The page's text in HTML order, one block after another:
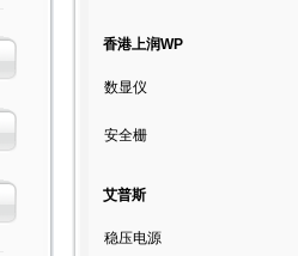
香港上润WP
数显仪
安全栅
艾普斯
稳压电源